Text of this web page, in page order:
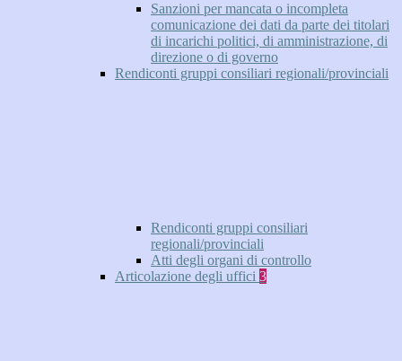
Sanzioni per mancata o incompleta
comunicazione dei dati da parte dei titolari
di incarichi politici, di amministrazione, di
direzione o di governo
Rendiconti gruppi consiliari regionali/provinciali
Rendiconti gruppi consiliari
regionali/provinciali
Atti degli organi di controllo
Articolazione degli uffici 3